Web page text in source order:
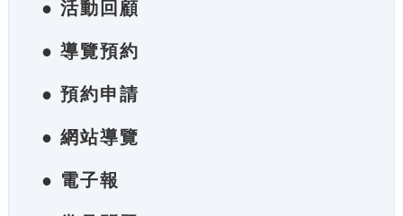
● 活動回顧
● 導覽預約
● 預約申請
● 網站導覽
● 電子報